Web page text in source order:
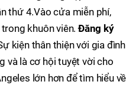
thứ 4.Vào cửa miễn phí,
khuôn viên.Đăng ký
kiện thân thiện với gia đình
và là cơ hội tuyệt vời cho
lớn hơn để tìm hiểu về